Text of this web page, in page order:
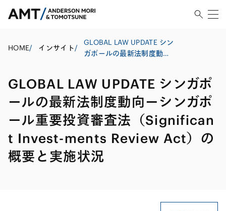
HOME/ インサイト/
GLOBAL LAW UPDATE シン
ガポールの最新法制度動向
ments Review Act）の概要
と実施状況
GLOBAL LAW UPDATE シンガポ
ールの最新法制度動向ーシンガポ
ール重要投資審査法（Significan
t Invest-ments Review Act）の
概要と実施状況